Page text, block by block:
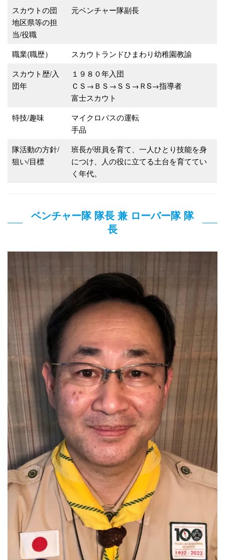
スカウトの団
地区県等の担
当/役職
元ベンチャー隊副長
職業(職歴）
スカウトランドひまわり幼稚園教諭
スカウト歴/入
団年
１９８０年入団
ＣＳ→ＢＳ→ＳＳ→ＲS→指導者
富士スカウト
特技/趣味
マイクロバスの運転
手品
隊活動の方針/
狙い/目標
班長が班員を育て、一人ひとり技能を身
につけ、人の役に立てる土台を育ててい
く年代。
ベンチャー隊 隊長 兼 ローバー隊 隊
長